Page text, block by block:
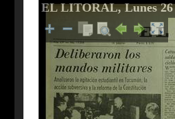
EL LITORAL, Lunes 26